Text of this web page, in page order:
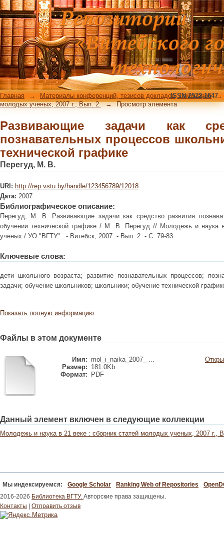
Развивающие задачи как
школьников при обучении
Главная → Материалы конференций, тезисов докладов, семинаров →
молодых ученых, 2007 г., Вып. 2. → Просмотр элемента
ISSN 2522-1647
Развивающие задачи как
познавательных процессов
технической графике
Перегуд, М. В.
URI: http://rep.vstu.by/handle/123456789/12018
Дата: 2007
Библиографическое описание:
Перегуд, М. В. Развивающие задачи как средство развития
обучении технической графике / М. В. Перегуд // Молодежь и наука
ученых / УО "ВГТУ" . - Витебск, 2007. - Вып. 2. - С. 79-83.
Ключевые слова:
дети школьного возраста; развитие познавательных процессов;
задачи; обучение школьников; школьники; обучение технической
Показать полную информацию
Файлы в этом документе
Имя: mol_i_naika_2007_ ...
Размер: 181.0Kb
Формат:
PDF
Данный элемент включен в следующие коллекции
Молодежь и наука в 21 веке : сборник статей молодых ученых, 2007 г.,
Мы индексируемся: Google Scholar Ranking Web of Repositories
2016-2026 Библиотека ВГТУ. Авторские права защищены.
Контакты
Отправить отзыв